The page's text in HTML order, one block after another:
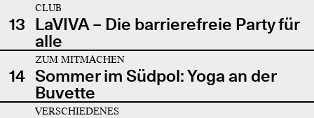
13
CLUB
LaVIVA – Die barrierefreie Party für
alle
14
ZUM MITMACHEN
Sommer im Südpol: Yoga an der
Buvette
VERSCHIEDENES